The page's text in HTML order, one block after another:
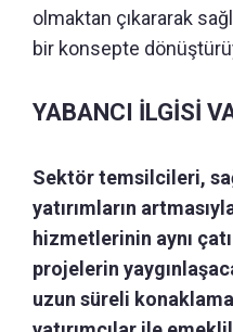
olmaktan çıkararak
bir konsepte
YABANCI İLGİSİ
Sektör temsilcileri,
yatırımların
hizmetlerinin aynı
projelerin
uzun süreli